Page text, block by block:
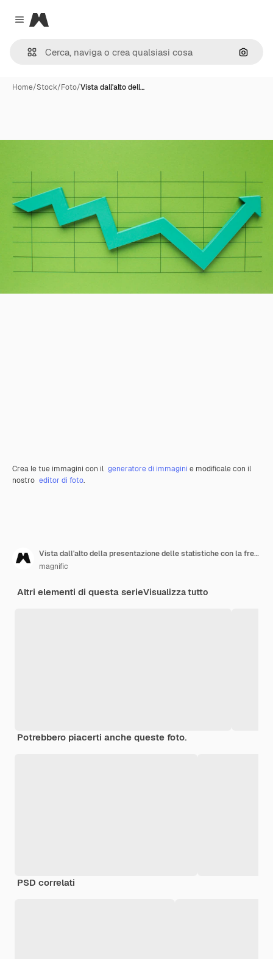
Close menu
Magnific
Cerca
Home/Stock/Foto/Vista dall'alto dell…
Crea le tue immagini con il generatore di immagini e modificale con il
nostro editor di foto.
Vista dall'alto della presentazione delle statistiche con la freccia
magnific
Altri elementi di questa serieVisualizza tutto
Potrebbero piacerti anche queste foto.
PSD correlati